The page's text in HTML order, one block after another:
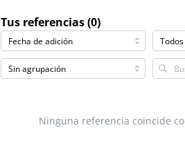
Tus referencias (0)
Ninguna referencia coincide